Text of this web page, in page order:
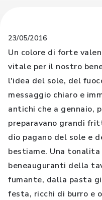
23/05/2016
Un colore di forte
vitale per il nostro
l'idea del sole, del
messaggio chiaro e
antichi che a gennaio,
preparavano grandi
dio pagano del sole e
bestiame. Una
beneauguranti della
fumante, dalla pasta
festa, ricchi di burro e